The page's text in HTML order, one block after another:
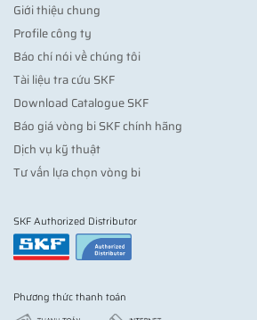
Giới thiệu chung
Profile công ty
Báo chí nói về chúng tôi
Tài liệu tra cứu SKF
Download Catalogue SKF
Báo giá vòng bi SKF chính hãng
Dịch vụ kỹ thuật
Tư vấn lựa chọn vòng bi
SKF Authorized Distributor
Phương thức thanh toán